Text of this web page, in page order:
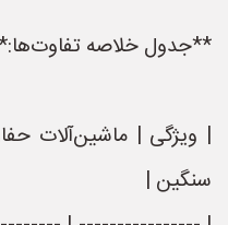
**جدول خلاصه
| ویژگی | ماشین‌آلات
سنگین |